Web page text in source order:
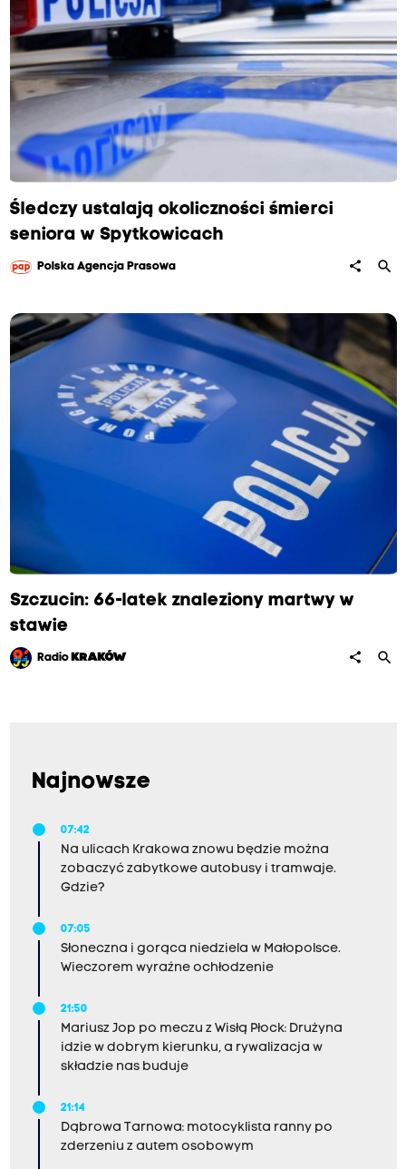
Śledczy ustalają okoliczności śmierci
seniora w Spytkowicach
Polska Agencja Prasowa share search
Szczucin: 66-latek znaleziony martwy w
stawie
Radio KRAKÓW share search
Najnowsze
07:42
Na ulicach Krakowa znowu będzie można
zobaczyć zabytkowe autobusy i tramwaje.
Gdzie?
07:05
Słoneczna i gorąca niedziela w Małopolsce.
Wieczorem wyraźne ochłodzenie
21:50
Mariusz Jop po meczu z Wisłą Płock: Drużyna
idzie w dobrym kierunku, a rywalizacja w
składzie nas buduje
21:14
Dąbrowa Tarnowa: motocyklista ranny po
zderzeniu z autem osobowym